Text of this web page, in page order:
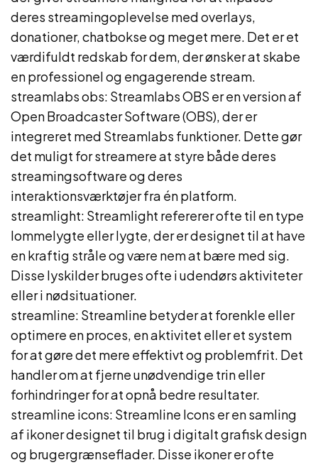
deres streamingoplevelse med overlays,
donationer, chatbokse og meget mere. Det er et
værdifuldt redskab for dem, der ønsker at skabe
en professionel og engagerende stream.
streamlabs obs: Streamlabs OBS er en version af
Open Broadcaster Software (OBS), der er
integreret med Streamlabs funktioner. Dette gør
det muligt for streamere at styre både deres
streamingsoftware og deres
interaktionsværktøjer fra én platform.
streamlight: Streamlight refererer ofte til en type
lommelygte eller lygte, der er designet til at have
en kraftig stråle og være nem at bære med sig.
Disse lyskilder bruges ofte i udendørs aktiviteter
eller i nødsituationer.
streamline: Streamline betyder at forenkle eller
optimere en proces, en aktivitet eller et system
for at gøre det mere effektivt og problemfrit. Det
handler om at fjerne unødvendige trin eller
forhindringer for at opnå bedre resultater.
streamline icons: Streamline Icons er en samling
af ikoner designet til brug i digitalt grafisk design
og brugergrænseflader. Disse ikoner er ofte